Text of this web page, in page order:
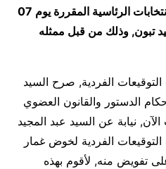
الفردية, للراغب في الترشح للانتخابات الرئاسية المقررة يوم 07
المجيد تبون, وذلك من قبل ممثله
الفردية, صرح السيد
الدستور والقانون العضوي
نيابة عن السيد عبد المجيد
الفردية لخوض غمار
على تفويض منه, لأقوم بهذه